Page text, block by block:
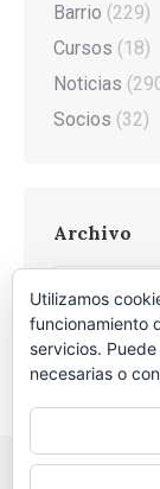
Barrio (229)
Cursos (18)
Noticias
Socios (32)
Archivo
Utilizamos
funcionamiento
servicios.
necesarias o